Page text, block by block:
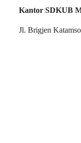
Kantor SDKUB
Jl. Brigjen